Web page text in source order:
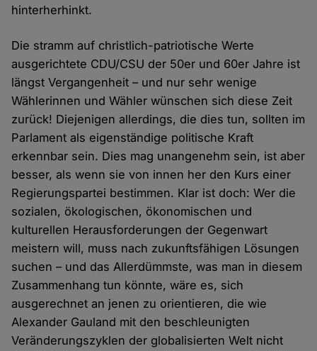
hinterherhinkt.
Die stramm auf christlich-patriotische Werte
ausgerichtete CDU/CSU der 50er und 60er Jahre ist
längst Vergangenheit – und nur sehr wenige
Wählerinnen und Wähler wünschen sich diese Zeit
zurück! Diejenigen allerdings, die dies tun, sollten im
Parlament als eigenständige politische Kraft
erkennbar sein. Dies mag unangenehm sein, ist aber
besser, als wenn sie von innen her den Kurs einer
Regierungspartei bestimmen. Klar ist doch: Wer die
sozialen, ökologischen, ökonomischen und
kulturellen Herausforderungen der Gegenwart
meistern will, muss nach zukunftsfähigen Lösungen
suchen – und das Allerdümmste, was man in diesem
Zusammenhang tun könnte, wäre es, sich
ausgerechnet an jenen zu orientieren, die wie
Alexander Gauland mit den beschleunigten
Veränderungszyklen der globalisierten Welt nicht